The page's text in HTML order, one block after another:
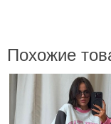
Похожие